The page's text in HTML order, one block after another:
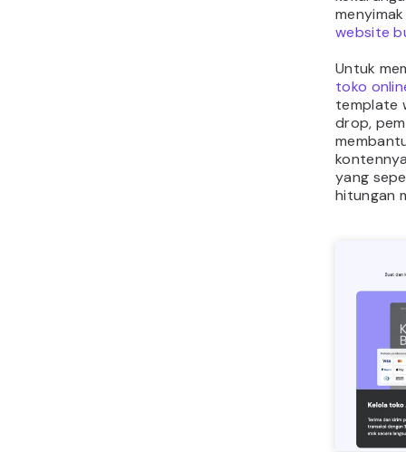
website
Untuk
toko
template
drop,
yang
hitungan